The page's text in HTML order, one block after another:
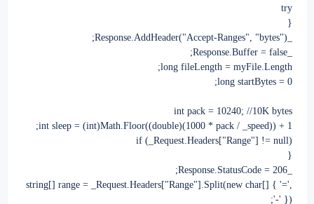
try
{
_Response.Buffer = false;
long fileLength = myFile.Length;
long startBytes = 0;
int pack = 10240; //10K bytes
int sleep = (int)Math.Floor((double)(1000 * pack / _speed)) + 1;
if (_Request.Headers["Range"] != null)
{
_Response.StatusCode = 206;
string[] range = _Request.Headers["Range"].Split(new char[] { '=',
'-' });